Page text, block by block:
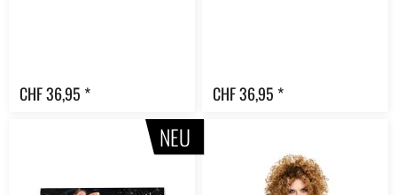
CHF 36,95 * CHF 36,95 *
NEU